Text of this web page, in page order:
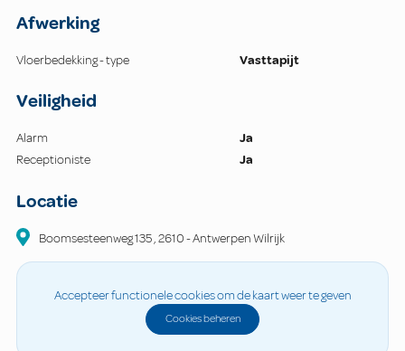
Afwerking
Vloerbedekking - type Vasttapijt
Veiligheid
Alarm
Ja
Receptioniste
Ja
Locatie
Boomsesteenweg135,2610-Antwerpen Wilrijk
Accepteer functionele cookies om de kaart weer te geven
Cookies beheren